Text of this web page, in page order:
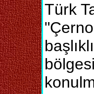
Türk